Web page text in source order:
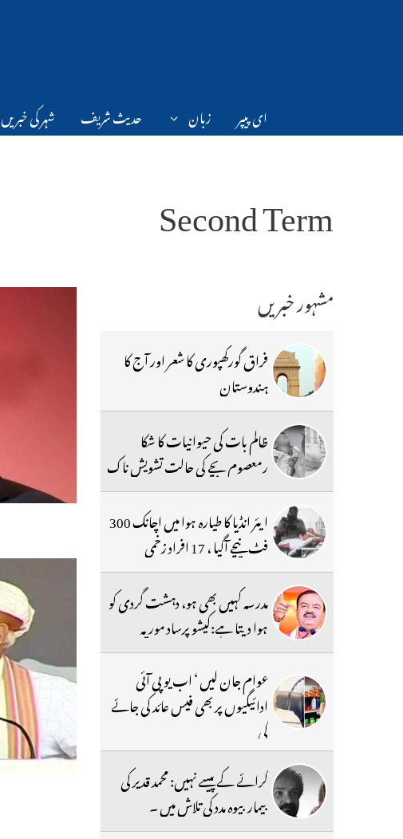
ای پیپر زبان حدیث شریف شہر کی خبریں
Second Term
مشہور خبریں
فراق گورکھپوری کا شعر اور آج کا
ہندوستان
ظالم بات کی حیوانیات کا شکا
رمعصوم بچے کی حالت تشویش ناک
ایئر انڈیا کا طیارہ ہوا میں اچانک 300
فٹ نیچے آگیا ، 17 افراد زخمی
مدرسہ کہیں بھی ہو، دہشت گردی کو
ہوا دیتا ہے:کیشو پرساد موریہ
عوام جان لیں ‘ اب یو پی آئی
ادائیگیوں پر بھی فیس عائد کی جائے
گی
کرائے کے پیسے نہیں: محمد قدیر کی
بیمار بیوہ مدد کی تلاش میں ۔